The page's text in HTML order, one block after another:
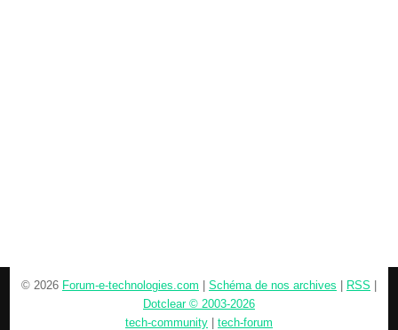
© 2026 Forum-e-technologies.com Schéma de nos archives RSS
Dotclear © 2003-2026
tech-community
tech-forum